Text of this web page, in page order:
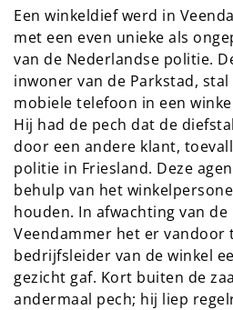
Een winkeldief werd in
met een even unieke als
van de Nederlandse politie.
inwoner van de Parkstad,
mobiele telefoon in een
Hij had de pech dat de
door een andere klant,
politie in Friesland. Deze
behulp van het
houden. In afwachting van
Veendammer het er vandoor
bedrijfsleider van de winkel
gezicht gaf. Kort buiten de
andermaal pech; hij liep